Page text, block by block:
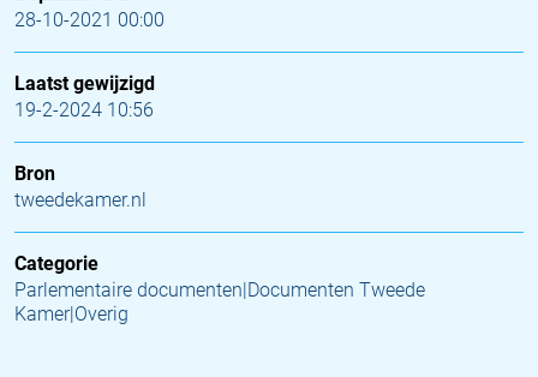
28-10-2021 00:00
Laatst gewijzigd
19-2-2024 10:56
Bron
tweedekamer.nl
Categorie
Parlementaire documenten|Documenten Tweede
Kamer|Overig